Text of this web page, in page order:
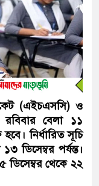
(এইচএসসি) ও
বেলা ১১
নির্ধারিত সূচি
ডিসেম্বর পর্যন্ত।
ডিসেম্বর থেকে ২২